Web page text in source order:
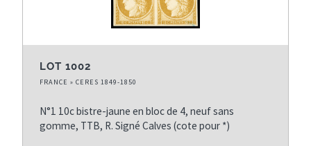
LOT 1002
FRANCE » CERES 1849-1850
N°1 10c bistre-jaune en bloc de 4, neuf sans
gomme, TTB, R. Signé Calves (cote pour *)